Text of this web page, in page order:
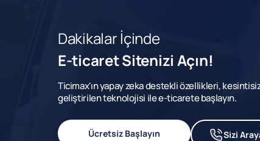
Dakikalar İçinde
E-ticaret Sitenizi Açın!
Ticimax'ın yapay zeka destekli özellikleri,
geliştirilen teknolojisi ile e-ticarete başlayın.
Ücretsiz Başlayın Sizi